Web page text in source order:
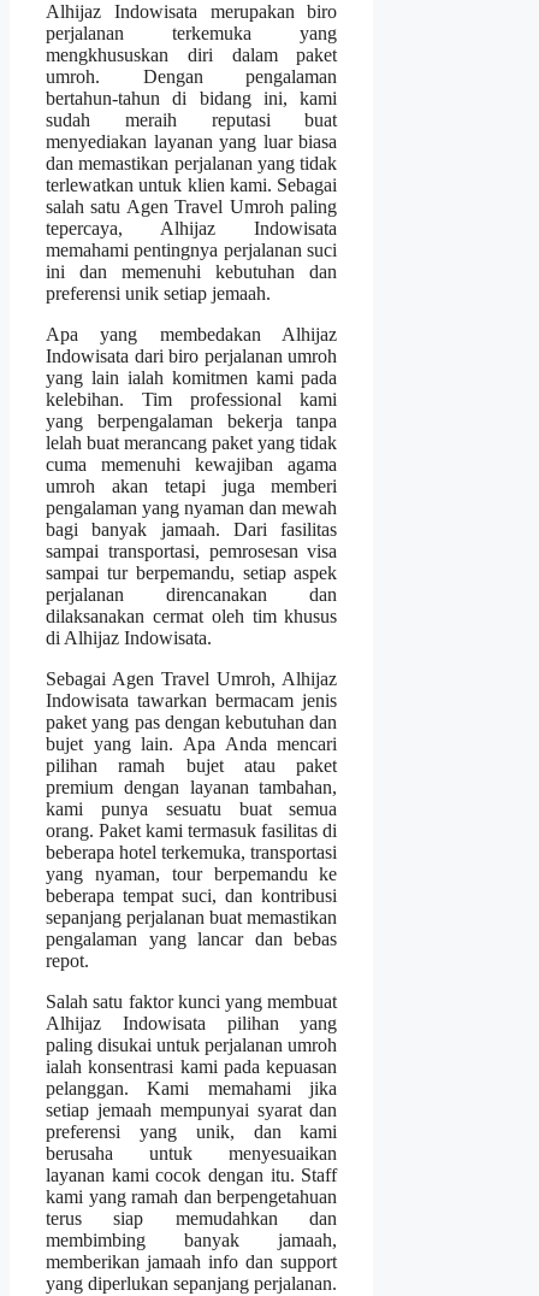
Alhijaz Indowisata merupakan biro
perjalanan terkemuka yang
mengkhususkan diri dalam paket
umroh. Dengan pengalaman
bertahun-tahun di bidang ini, kami
sudah meraih reputasi buat
menyediakan layanan yang luar biasa
dan memastikan perjalanan yang tidak
terlewatkan untuk klien kami. Sebagai
salah satu Agen Travel Umroh paling
tepercaya, Alhijaz Indowisata
memahami pentingnya perjalanan suci
ini dan memenuhi kebutuhan dan
preferensi unik setiap jemaah.
Apa yang membedakan Alhijaz
Indowisata dari biro perjalanan umroh
yang lain ialah komitmen kami pada
kelebihan. Tim professional kami
yang berpengalaman bekerja tanpa
lelah buat merancang paket yang tidak
cuma memenuhi kewajiban agama
umroh akan tetapi juga memberi
pengalaman yang nyaman dan mewah
bagi banyak jamaah. Dari fasilitas
sampai transportasi, pemrosesan visa
sampai tur berpemandu, setiap aspek
perjalanan direncanakan dan
dilaksanakan cermat oleh tim khusus
di Alhijaz Indowisata.
Sebagai Agen Travel Umroh, Alhijaz
Indowisata tawarkan bermacam jenis
paket yang pas dengan kebutuhan dan
bujet yang lain. Apa Anda mencari
pilihan ramah bujet atau paket
premium dengan layanan tambahan,
kami punya sesuatu buat semua
orang. Paket kami termasuk fasilitas di
beberapa hotel terkemuka, transportasi
yang nyaman, tour berpemandu ke
beberapa tempat suci, dan kontribusi
sepanjang perjalanan buat memastikan
pengalaman yang lancar dan bebas
repot.
Salah satu faktor kunci yang membuat
Alhijaz Indowisata pilihan yang
paling disukai untuk perjalanan umroh
ialah konsentrasi kami pada kepuasan
pelanggan. Kami memahami jika
setiap jemaah mempunyai syarat dan
preferensi yang unik, dan kami
berusaha untuk menyesuaikan
layanan kami cocok dengan itu. Staff
kami yang ramah dan berpengetahuan
terus siap memudahkan dan
membimbing banyak jamaah,
memberikan jamaah info dan support
yang diperlukan sepanjang perjalanan.